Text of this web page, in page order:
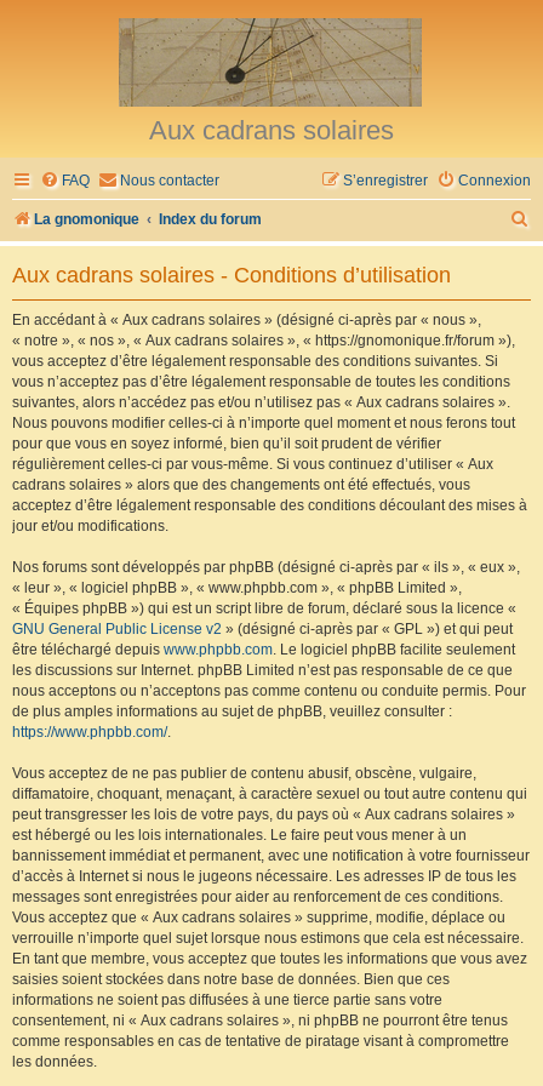
Aux cadrans solaires
FAQ Nous contacter Connexion
S’enregistrer
La gnomonique Index du forum
e
Aux cadrans solaires - Conditions d’utilisation
En accédant à « Aux cadrans solaires » (désigné ci-après par « nous »,
« notre », « nos », « Aux cadrans solaires », « https://gnomonique.fr/forum »),
vous acceptez d’être légalement responsable des conditions suivantes. Si
vous n’acceptez pas d’être légalement responsable de toutes les conditions
suivantes, alors n’accédez pas et/ou n’utilisez pas « Aux cadrans solaires ».
Nous pouvons modifier celles-ci à n’importe quel moment et nous ferons tout
pour que vous en soyez informé, bien qu’il soit prudent de vérifier
régulièrement celles-ci par vous-même. Si vous continuez d’utiliser « Aux
cadrans solaires » alors que des changements ont été effectués, vous
acceptez d’être légalement responsable des conditions découlant des mises à
jour et/ou modifications.
Nos forums sont développés par phpBB (désigné ci-après par « ils », « eux »,
« leur », « logiciel phpBB », « www.phpbb.com », « phpBB Limited »,
« Équipes phpBB ») qui est un script libre de forum, déclaré sous la licence «
GNU General Public License v2 » (désigné ci-après par « GPL ») et qui peut
être téléchargé depuis www.phpbb.com. Le logiciel phpBB facilite seulement
les discussions sur Internet. phpBB Limited n’est pas responsable de ce que
nous acceptons ou n’acceptons pas comme contenu ou conduite permis. Pour
de plus amples informations au sujet de phpBB, veuillez consulter :
https://www.phpbb.com/.
Vous acceptez de ne pas publier de contenu abusif, obscène, vulgaire,
diffamatoire, choquant, menaçant, à caractère sexuel ou tout autre contenu qui
peut transgresser les lois de votre pays, du pays où « Aux cadrans solaires »
est hébergé ou les lois internationales. Le faire peut vous mener à un
bannissement immédiat et permanent, avec une notification à votre fournisseur
d’accès à Internet si nous le jugeons nécessaire. Les adresses IP de tous les
messages sont enregistrées pour aider au renforcement de ces conditions.
Vous acceptez que « Aux cadrans solaires » supprime, modifie, déplace ou
verrouille n’importe quel sujet lorsque nous estimons que cela est nécessaire.
En tant que membre, vous acceptez que toutes les informations que vous avez
saisies soient stockées dans notre base de données. Bien que ces
informations ne soient pas diffusées à une tierce partie sans votre
consentement, ni « Aux cadrans solaires », ni phpBB ne pourront être tenus
comme responsables en cas de tentative de piratage visant à compromettre
les données.